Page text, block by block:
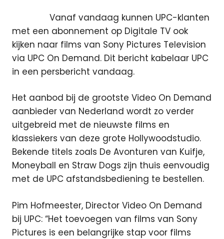
Vanaf vandaag kunnen UPC-klanten
met een abonnement op Digitale TV ook
kijken naar films van Sony Pictures Television
via UPC On Demand. Dit bericht kabelaar UPC
in een persbericht vandaag.
Het aanbod bij de grootste Video On Demand
aanbieder van Nederland wordt zo verder
uitgebreid met de nieuwste films en
klassiekers van deze grote Hollywoodstudio.
Bekende titels zoals De Avonturen van Kuifje,
Moneyball en Straw Dogs zijn thuis eenvoudig
met de UPC afstandsbediening te bestellen.
Pim Hofmeester, Director Video On Demand
bij UPC: “Het toevoegen van films van Sony
Pictures is een belangrijke stap voor films